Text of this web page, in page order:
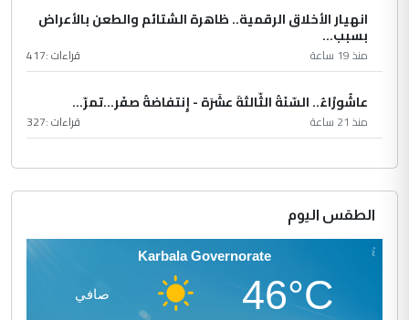
انهيار الأخلاق الرقمية.. ظاهرة الشتائم والطعن بالأعراض
بسبب...
منذ 19 ساعة قراءات :417
عاشُورْاءُ.. السّنَةُ الثّالثةَ عشَرَة - إِنتفاضةُ صفَر…تمرّ...
منذ 21 ساعة قراءات :327
الطقس اليوم
Karbala Governorate
46°C صافي